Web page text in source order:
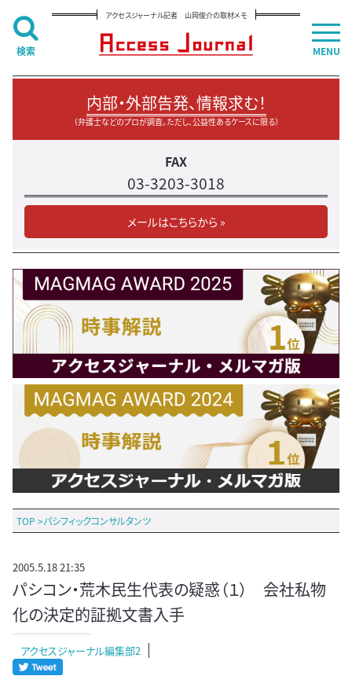
アクセスジャーナル記者 山岡俊介の取材メモ
内部・外部告発、情報求む！
（弁護士などのプロが調査。ただし、公益性あるケースに限る）
FAX
03-3203-3018
メールはこちらから »
TOP >パシフィックコンサルタンツ
2005.5.18 21:35
パシコン・荒木民生代表の疑惑（１） 会社私物
化の決定的証拠文書入手
アクセスジャーナル編集部2
MENU
検索